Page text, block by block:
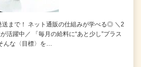
送まで！ ネット通販の仕組みが学べる◎ ＼2
活躍中／ 「毎月の給料に“あと少し”プラス
んな〈目標〉を…